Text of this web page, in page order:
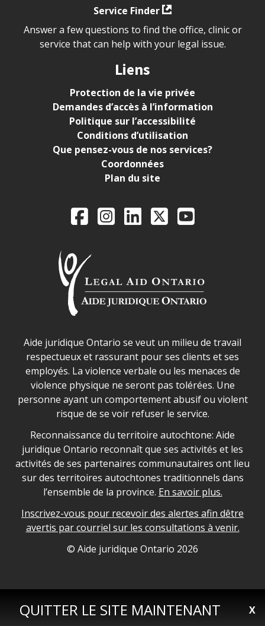
QUITTER LE SITE MAINTENANT X
Service Finder
Answer a few questions to find the office, clinic or
service that can help with your legal issue.
Liens
Protection de la vie privée
Demandes d’accès à l’information
Politique sur l’accessibilité
Conditions d’utilisation
Que pensez-vous de nos services?
Coordonnées
Plan du site
Legal Aid Ontario
FacebookInstagram
LinkedIn
X YouTube
Déclaration sur la sécurité dans les locaux d'AJO.
Aide juridique Ontario se veut un milieu de travail
respectueux et rassurant pour ses clients et ses
employés. La violence verbale ou les menaces de
violence physique ne seront pas tolérées. Une
personne ayant un comportement abusif ou violent
risque de se voir refuser le service.
Legal Aid Ontario land acknowledgement
Reconnaissance du territoire autochtone: Aide
juridique Ontario reconnaît que ses activités et les
activités de ses partenaires communautaires ont lieu
sur des territoires autochtones traditionnels dans
l’ensemble de la province. En savoir plus.
Inscrivez-vous pour recevoir des alertes afin dêtre
avertis par courriel sur les consultations à venir.
Legal Aid Ontario copyright information
© Aide juridique Ontario 2026